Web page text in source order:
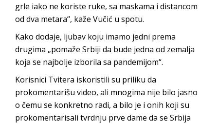
grle iako ne koriste ruke, sa maskama i distancom
od dva metara“, kaže Vučić u spotu.
Kako dodaje, ljubav koju imamo jedni prema
drugima „pomaže Srbiji da bude jedna od zemalja
koja se najbolje izborila sa pandemijom“.
Korisnici Tvitera iskoristili su priliku da
prokomentarišu video, ali mnogima nije bilo jasno
o čemu se konkretno radi, a bilo je i onih koji su
prokomentarisali tvrdnju prve dame da se Srbija